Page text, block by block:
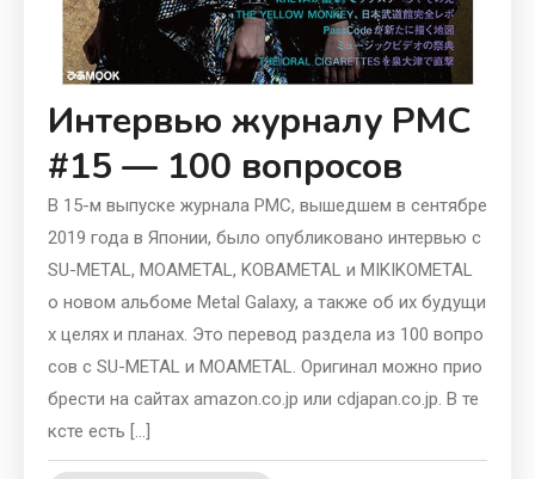
Интервью журналу PMC
#15 — 100 вопросов
В 15-м выпуске журнала PMC, вышедшем в сентябре
2019 года в Японии, было опубликовано интервью с
SU-METAL, MOAMETAL, KOBAMETAL и MIKIKOMETAL
о новом альбоме Metal Galaxy, а также об их будущи
х целях и планах. Это перевод раздела из 100 вопро
сов с SU-METAL и MOAMETAL. Оригинал можно прио
брести на сайтах amazon.co.jp или cdjapan.co.jp. В те
ксте есть […]